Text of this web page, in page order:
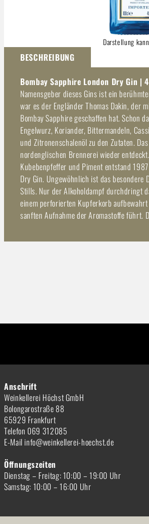
Darstellung
BESCHREIBUNG
Bombay Sapphire London Dry Gin |
Namensgeber dieses Gins ist ein
war es der Engländer Thomas Dakin, der
Bombay Sapphire geschaffen hat. Schon
Engelwurz, Koriander, Bittermandeln,
und Zitronenschalenöl zu den Zutaten.
nordenglischen Brennerei wieder
Kubebenpfeffer und Piment entstand
Dry Gin. Ungewöhnlich ist das
Stills. Nur der Alkoholdampf durchdringt
einem perforierten Kupferkorb
sanften Aufnahme der Aromastoffe führt.
Anschrift
Weinkellerei Höchst GmbH
Bolongarostraße 88
65929 Frankfurt
Telefon 069 312085
E-Mail info@weinkellerei-hoechst.de
Öffnungszeiten
Dienstag – Freitag: 10:00 – 19:00 Uhr
Samstag: 10:00 – 16:00 Uhr